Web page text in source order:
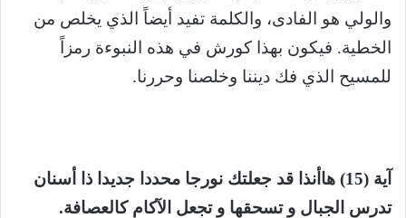
والولي هو الفادى، والكلمة تفيد أيضاً الذي يخلص من
الخطية. فيكون بهذا كورش في هذه النبوءة رمزاً
للمسيح الذي فك ديننا وخلصنا وحررنا.
آية (15) هاأنذا قد جعلتك نورجا محددا جديدا ذا أسنان
تدرس الجبال و تسحقها و تجعل الآكام كالعصافة.